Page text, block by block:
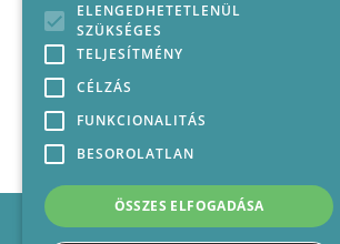
Impresszum
Médiajánlat
ELENGEDHETETLENÜL
SZÜKSÉGES
TELJESÍTMÉNY
CÉLZÁS
FUNKCIONALITÁS
BESOROLATLAN
ÖSSZES ELFOGADÁSA